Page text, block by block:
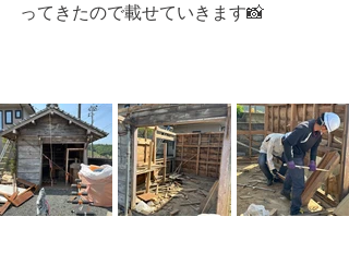
ってきたので載せていきます📸